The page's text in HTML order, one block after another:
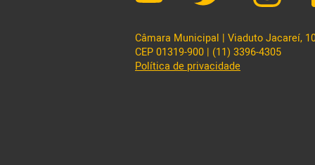
Câmara Municipal | Viaduto Jacareí,
CEP 01319-900 | (11) 3396-4305
Política de privacidade